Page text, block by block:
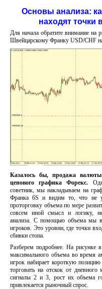
Основы анализа:
находят точки
Для начала обратите внимание на
Швейцарскому Франку USD/CHF
Казалось бы, продажа
ценового графика Форекс.
советник, мы накладываем на
Франка 6S и видим то, что не
проторговку объема по мере
совсем иной смысл и логику,
анализа. С помощью объема мы
игроков. Это уровни, где точки
сбивки стопа.
Разберем подробнее. На рисунке
максимального объема во время
игрок набирает короткую
торговать на отскок от
сигналы 2 и 3, рост их объема
привлекается рыночный спрос.